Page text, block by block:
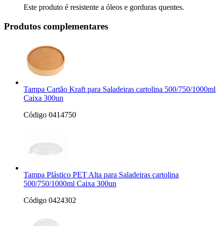
Este produto é resistente a óleos e gorduras quentes.
Produtos complementares
Tampa Cartão Kraft para Saladeiras cartolina 500/750/1000ml
Caixa 300un
Código 0414750
Tampa Plástico PET Alta para Saladeiras cartolina
500/750/1000ml Caixa 300un
Código 0424302